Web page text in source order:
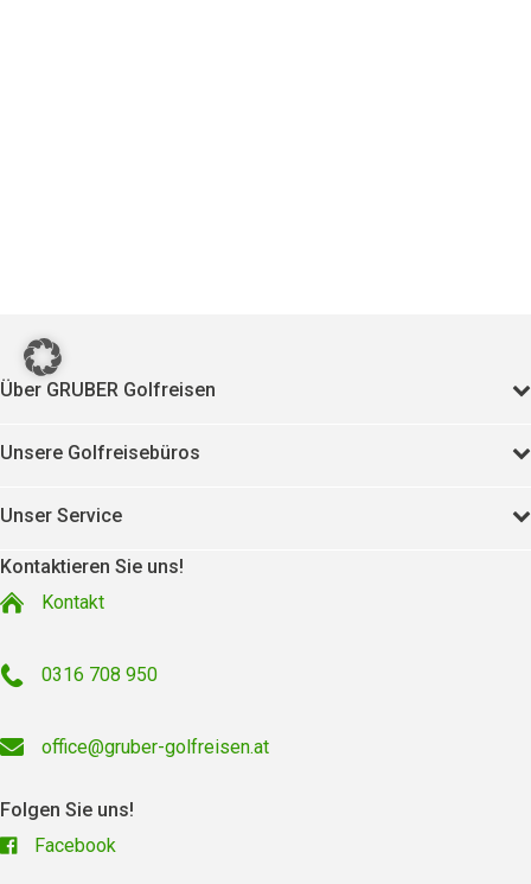
Über GRUBER Golfreisen
Unsere Golfreisebüros
Unser Service
Kontaktieren Sie uns!
Kontakt
0316 708 950
office@gruber-golfreisen.at
Folgen Sie uns!
Facebook